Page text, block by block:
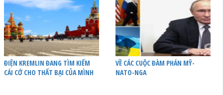
ĐIỆN KREMLIN ĐANG TÌM KIẾM
CÁI CỚ CHO THẤT BẠI CỦA MÌNH
VỀ CÁC CUỘC ĐÀM PHÁN MỸ-
NATO-NGA